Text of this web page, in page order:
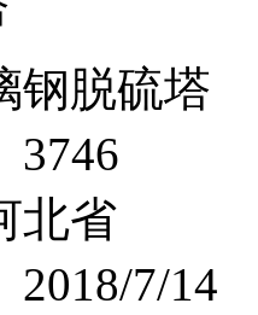
钢脱硫塔
3746
北省
2018/7/14